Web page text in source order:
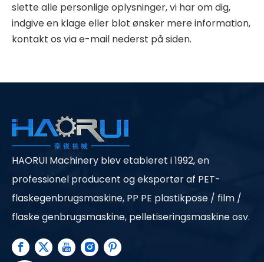
slette alle personlige oplysninger, vi har om dig,
indgive en klage eller blot ønsker mere information,
kontakt os via e-mail nederst på siden.
HAORUI Machinery blev etableret i 1992, en
professionel producent og eksportør af PET-
flaskegenbrugsmaskine, PP PE plastikpose / film /
flaske genbrugsmaskine, pelletiseringsmaskine osv.